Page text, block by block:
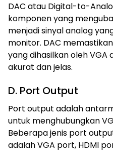
DAC atau Digital-to-
komponen yang
menjadi sinyal analog
monitor. DAC
yang dihasilkan oleh
akurat dan jelas.
D. Port Output
Port output adalah
untuk menghubungkan
Beberapa jenis port
adalah VGA port, HDMI